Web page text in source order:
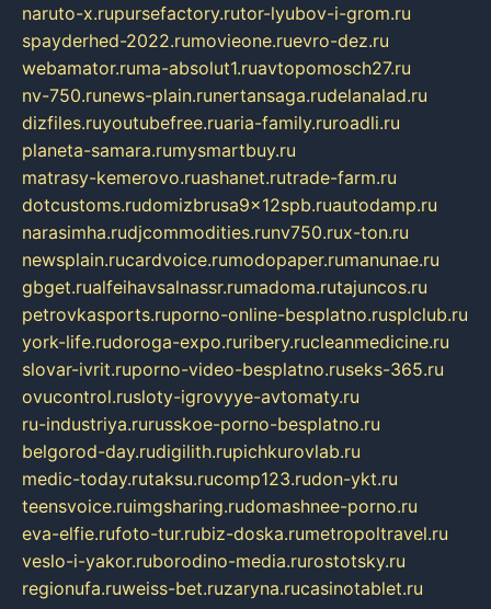
naruto-x.rupursefactory.rutor-lyubov-i-grom.ru
spayderhed-2022.rumovieone.ruevro-dez.ru
webamator.ruma-absolut1.ruavtopomosch27.ru
nv-750.runews-plain.runertansaga.rudelanalad.ru
dizfiles.ruyoutubefree.ruaria-family.ruroadli.ru
planeta-samara.rumysmartbuy.ru
matrasy-kemerovo.ruashanet.rutrade-farm.ru
dotcustoms.rudomizbrusa9x12spb.ruautodamp.ru
narasimha.rudjcommodities.runv750.rux-ton.ru
newsplain.rucardvoice.rumodopaper.rumanunae.ru
gbget.rualfeihavsalnassr.rumadoma.rutajuncos.ru
petrovkasports.ruporno-online-besplatno.rusplclub.ru
york-life.rudoroga-expo.ruribery.rucleanmedicine.ru
slovar-ivrit.ruporno-video-besplatno.ruseks-365.ru
ovucontrol.rusloty-igrovyye-avtomaty.ru
ru-industriya.rurusskoe-porno-besplatno.ru
belgorod-day.rudigilith.rupichkurovlab.ru
medic-today.rutaksu.rucomp123.rudon-ykt.ru
teensvoice.ruimgsharing.rudomashnee-porno.ru
eva-elfie.rufoto-tur.rubiz-doska.rumetropoltravel.ru
veslo-i-yakor.ruborodino-media.rurostotsky.ru
regionufa.ruweiss-bet.ruzaryna.rucasinotablet.ru